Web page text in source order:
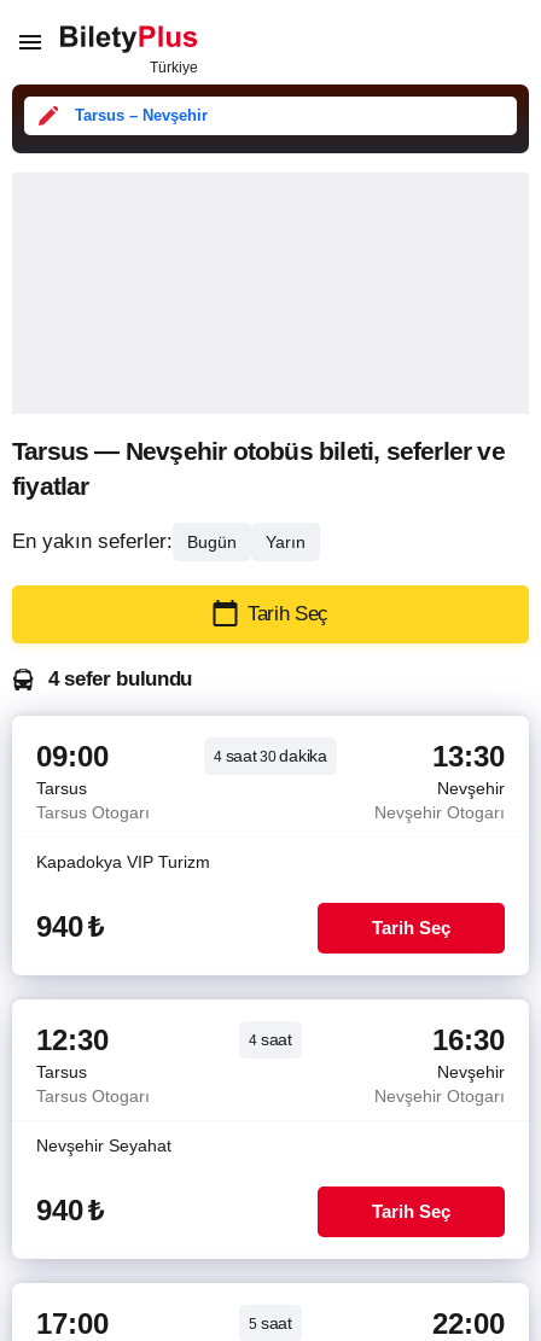
Tarsus – Nevşehir
Tarsus — Nevşehir otobüs bileti, seferler ve
fiyatlar
En yakın seferler: Bugün Yarın
Tarih Seç
4 sefer bulundu
09:00 4 saat30dakika 13:30
Tarsus
Nevşehir
Tarsus Otogarı
Nevşehir Otogarı
Kapadokya VIP Turizm
940₺ Tarih Seç
12:30 4 saat 16:30
Tarsus
Nevşehir
Tarsus Otogarı
Nevşehir Otogarı
Nevşehir Seyahat
940₺ Tarih Seç
17:00 5 saat 22:00